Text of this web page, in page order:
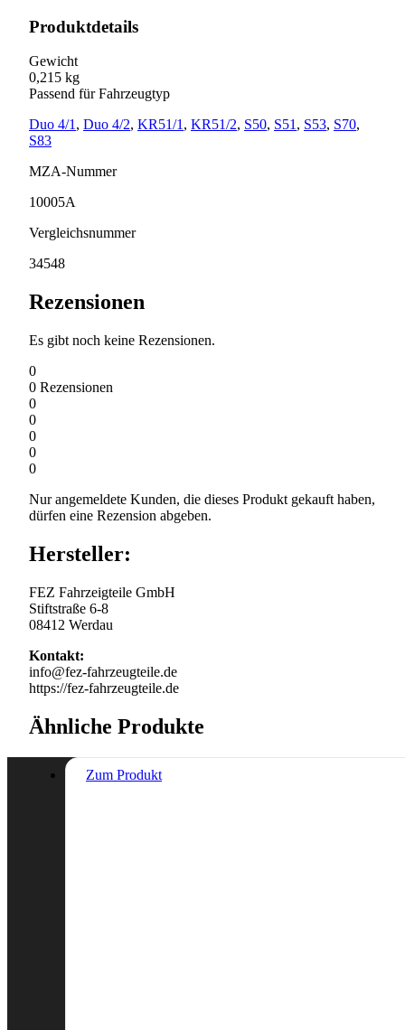
Produktdetails
Gewicht
0,215 kg
Passend für Fahrzeugtyp
Duo 4/1 , Duo 4/2, KR51/1 , KR51/2, S50, S51 , S53, S70,
S83
MZA-Nummer
10005A
Vergleichsnummer
34548
Rezensionen
Es gibt noch keine Rezensionen.
0
0 Rezensionen
0
0
0
0
0
Nur angemeldete Kunden, die dieses Produkt gekauft haben,
dürfen eine Rezension abgeben.
Hersteller:
FEZ Fahrzeigteile GmbH
Stiftstraße 6-8
08412 Werdau
Kontakt:
info@fez-fahrzeugteile.de
https://fez-fahrzeugteile.de
Ähnliche Produkte
Zum Produkt